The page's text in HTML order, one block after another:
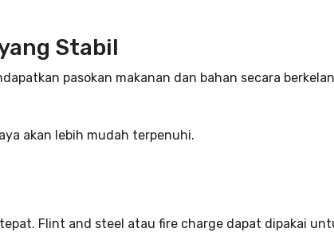
Stabil
pasokan makanan dan bahan secara
akan lebih mudah terpenuhi.
Flint and steel atau fire charge dapat dipakai